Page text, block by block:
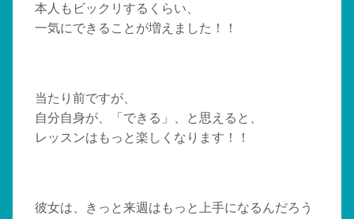
本人もビックリするくらい、
一気にできることが増えました！！
当たり前ですが、
自分自身が、「できる」、と思えると、
レッスンはもっと楽しくなります！！
彼女は、きっと来週はもっと上手になるんだろう